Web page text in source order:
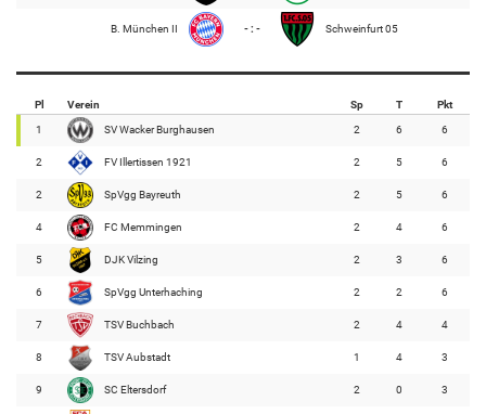
B. München II - : - Schweinfurt 05
Pl Verein Sp T Pkt
1 SV Wacker Burghausen 2 6 6
2 FV Illertissen 1921 2 5 6
2 SpVgg Bayreuth 2 5 6
4 FC Memmingen 2 4 6
5 DJK Vilzing 2 3 6
6 SpVgg Unterhaching 2 2 6
7 TSV Buchbach 2 4 4
8 TSV Aubstadt 1 4 3
9 SC Eltersdorf 2 0 3